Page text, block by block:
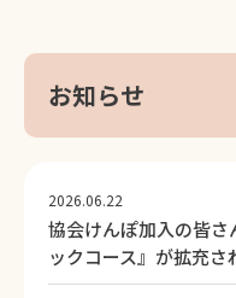
お知らせ
2026.06.22
協会けんぽ加入の皆
ックコース』が拡充さ